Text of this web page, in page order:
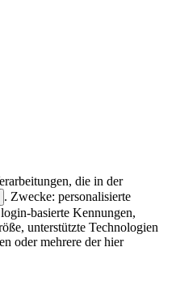
die in der
. Zwecke: personalisierte
basierte Kennungen,
unterstützte Technologien
oder mehrere der hier